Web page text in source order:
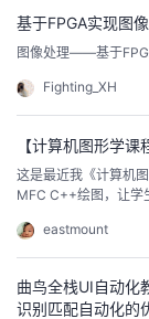
基于FPGA实现图
图像处理——基于
Fighting_XH
【计算机图形学
这是最近我《计算机
MFC C++绘图，让学
eastmount
曲鸟全栈UI自动化
识别匹配自动化的